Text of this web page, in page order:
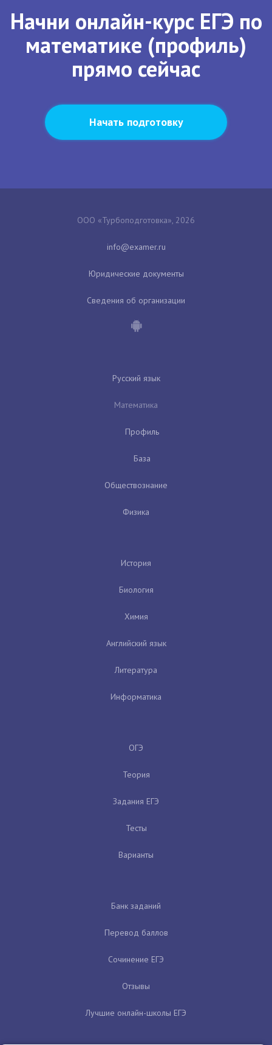
Начни онлайн-курс ЕГЭ по
математике (профиль)
прямо сейчас
Начать подготовку
ООО «Турбоподготовка», 2026
Юридические документы
Сведения об организации
Русский язык
Математика
Профиль
База
Обществознание
Физика
История
Биология
Химия
Английский язык
Литература
Информатика
ОГЭ
Теория
Задания ЕГЭ
Тесты
Варианты
Банк заданий
Перевод баллов
Сочинение ЕГЭ
Отзывы
Лучшие онлайн-школы ЕГЭ